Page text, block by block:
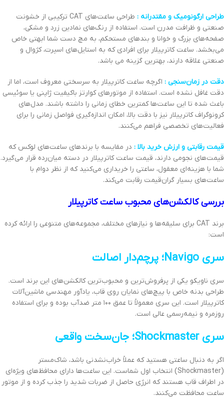
طراحی ارگونومیک و مقتدرانه :
طراحی ساعت‌های CAT ترکیبی از خشونت
صنعتی و ظرافت مدرن است. استفاده از رنگ‌های نمادین زرد و مشکی،
صفحه‌های بزرگ و خوانا و بندهای مستحکم، به مچ دست شما ابهتی خاص
می‌بخشد. ساعت کاترپیلار برای افرادی که به استایل‌های اسپرت، کژوال و
صنعتی علاقه دارند، بهترین گزینه می باشد.
دقت در زمان‌سنجی : اگرچه ساعت کاترپیلار به سرسختی معروف است، اما از
دقت غافل نشده است. استفاده از موتورهای کوارتز باکیفیت ژاپنی یا سوئیسی
باعث شده تا این ساعت‌ها کمترین خطای زمانی را داشته باشند. مدل‌های
کرونوگراف کاترپیلار نیز با دقت بالا، امکان اندازه‌گیری فواصل زمانی را برای
فعالیت‌های تخصصی فراهم می‌کنند.
قیمت رقابتی و ارزش خرید بالا : در مقایسه با برندهای ساعت‌های لوکس که
قیمت‌های نجومی دارند، قیمت ساعت کاترپیلار در دسته میان‌رده قرار می‌گیرد.
شما با هزینه‌ای معقول، ساعتی را خریداری می‌کنید که از نظر دوام با
ساعت‌های بسیار گران‌قیمت رقابت می‌کند.
بررسی کالکشن‌های محبوب ساعت کاترپیلار
برند CAT برای سلیقه‌ها و نیازهای مختلف، مجموعه‌های متنوعی را ارائه کرده
است:
سری Navigo؛ پرچم‌دار اصالت
سری ناویکو یکی از پرفروش‌ترین و محبوب‌ترین کالکشن‌های این برند است.
طراحی بدنه خاص با پیچ‌های نمایان روی قاب، یادآور مهندسی ماشین‌آلات
کاترپیلار است. این سری معمولاً تا عمق ۱۰۰ متر ضدآب بوده و برای استفاده
روزمره و نیمه‌رسمی عالی است.
سری Shockmaster؛ جان‌سخت واقعی
اگر به دنبال ساعتی هستید که عملاً خراب‌نشدنی باشد، شاک‌مستر
(Shockmaster) انتخاب اول شماست. این ساعت‌ها دارای محافظ‌های ویژه‌ای
در اطراف قاب هستند که انرژی حاصل از ضربات شدید را جذب کرده و از موتور
ساعت محافظت می‌کنند.